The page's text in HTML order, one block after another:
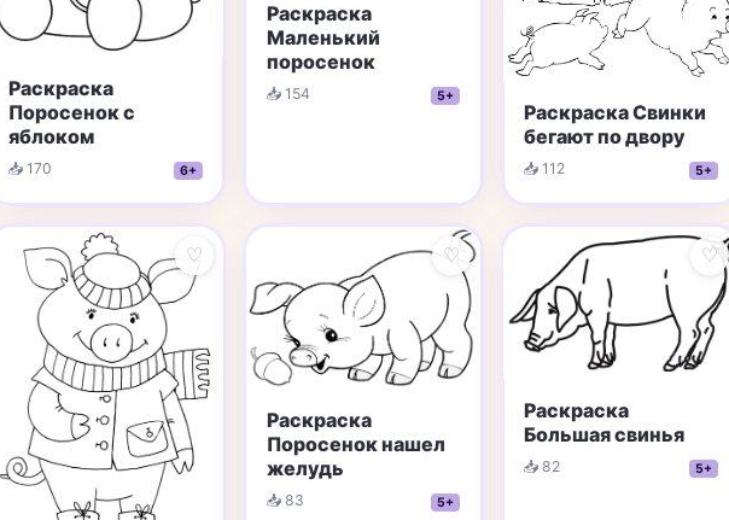
Раскраска
Поросенок с
яблоком
📥 170 6+
Раскраска
Маленький
поросенок
📥 154 5+
Раскраска Свинки
бегают по двору
📥 112 5+
♡ ♡
Раскраска
Поросенок нашел
желудь
📥 83 5+
♡
Раскраска
Большая свинья
📥 82 5+